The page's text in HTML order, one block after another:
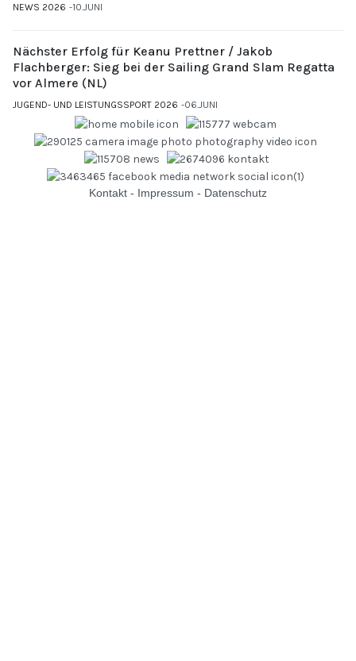
NEWS 2026 10.JUNI
Nächster Erfolg für Keanu Prettner / Jakob
Flachberger: Sieg bei der Sailing Grand Slam Regatta
vor Almere (NL)
JUGEND- UND LEISTUNGSSPORT 2026 06.JUNI
Kontakt - Impressum - Datenschutz